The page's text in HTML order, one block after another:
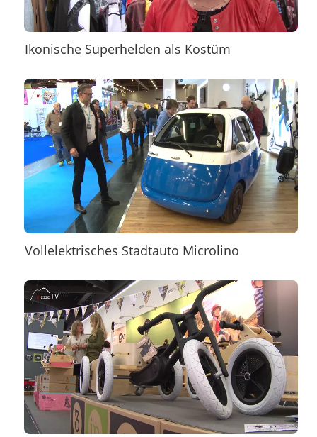
Ikonische Superhelden als Kostüm
Vollelektrisches Stadtauto Microlino